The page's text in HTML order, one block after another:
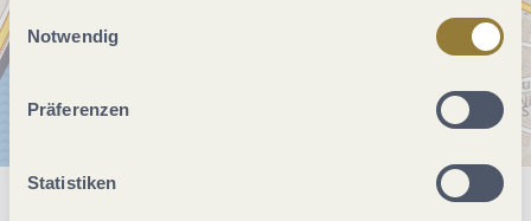
jederzeit widerrufen werden. Mit der Auswahl "Alle
ablehnen" kann es zu Beeinträchtigungen in der Nutzung
Einwilligungsauswahl
Notwendig
Präferenzen
Statistiken